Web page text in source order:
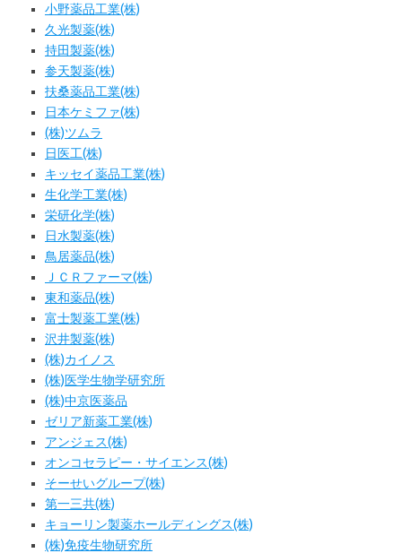
小野薬品工業(株)
久光製薬(株)
持田製薬(株)
参天製薬(株)
扶桑薬品工業(株)
日本ケミファ(株)
(株)ツムラ
日医工(株)
キッセイ薬品工業(株)
生化学工業(株)
栄研化学(株)
日水製薬(株)
鳥居薬品(株)
ＪＣＲファーマ(株)
東和薬品(株)
富士製薬工業(株)
沢井製薬(株)
(株)カイノス
(株)医学生物学研究所
(株)中京医薬品
ゼリア新薬工業(株)
アンジェス(株)
オンコセラピー・サイエンス(株)
そーせいグループ(株)
第一三共(株)
キョーリン製薬ホールディングス(株)
(株)免疫生物研究所